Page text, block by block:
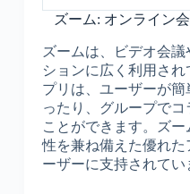
ズーム: オンライン
ズームは、ビデオ会
ションに広く利用さ
プリは、ユーザーが
ったり、グループで
ことができます。ズ
性を兼ね備えた優れ
ーザーに支持されてい